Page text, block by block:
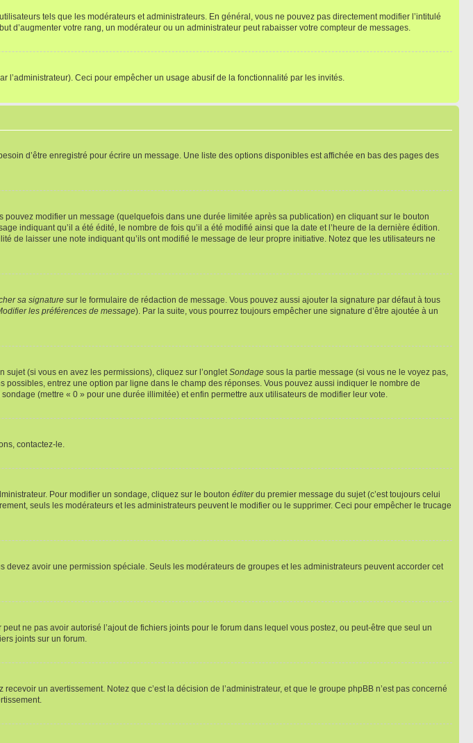
tels que les modérateurs et administrateurs. En général, vous ne pouvez pas directement modifier l’intitulé
d’augmenter votre rang, un modérateur ou un administrateur peut rabaisser votre compteur de messages.
l’administrateur). Ceci pour empêcher un usage abusif de la fonctionnalité par les invités.
d’être enregistré pour écrire un message. Une liste des options disponibles est affichée en bas des pages des
modifier un message (quelquefois dans une durée limitée après sa publication) en cliquant sur le bouton
indiquant qu’il a été édité, le nombre de fois qu’il a été modifié ainsi que la date et l’heure de la dernière édition.
de laisser une note indiquant qu’ils ont modifié le message de leur propre initiative. Notez que les utilisateurs ne
sa signature sur le formulaire de rédaction de message. Vous pouvez aussi ajouter la signature par défaut à tous
les préférences de message). Par la suite, vous pourrez toujours empêcher une signature d’être ajoutée à un
sujet (si vous en avez les permissions), cliquez sur l’ongletSondage sous la partie message (si vous ne le voyez pas,
entrez une option par ligne dans le champ des réponses. Vous pouvez aussi indiquer le nombre de
(mettre « 0 » pour une durée illimitée) et enfin permettre aux utilisateurs de modifier leur vote.
contactez-le.
Pour modifier un sondage, cliquez sur le bouton éditerdu premier message du sujet (c’est toujours celui
seuls les modérateurs et les administrateurs peuvent le modifier ou le supprimer. Ceci pour empêcher le trucage
avoir une permission spéciale. Seuls les modérateurs de groupes et les administrateurs peuvent accorder cet
ne pas avoir autorisé l’ajout de fichiers joints pour le forum dans lequel vous postez, ou peut-être que seul un
joints sur un forum.
un avertissement. Notez que c’est la décision de l’administrateur, et que le groupe phpBB n’est pas concerné